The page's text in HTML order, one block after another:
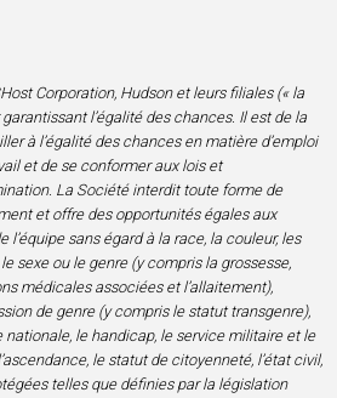
Corporation, Hudson et leurs filiales (« la
l’égalité des chances. Il est de la
à l’égalité des chances en matière d’emploi
et de se conformer aux lois et
La Société interdit toute forme de
et offre des opportunités égales aux
l’équipe sans égard à la race, la couleur, les
sexe ou le genre (y compris la grossesse,
médicales associées et l’allaitement),
de genre (y compris le statut transgenre),
nationale, le handicap, le service militaire et le
le statut de citoyenneté, l’état civil,
telles que définies par la législation